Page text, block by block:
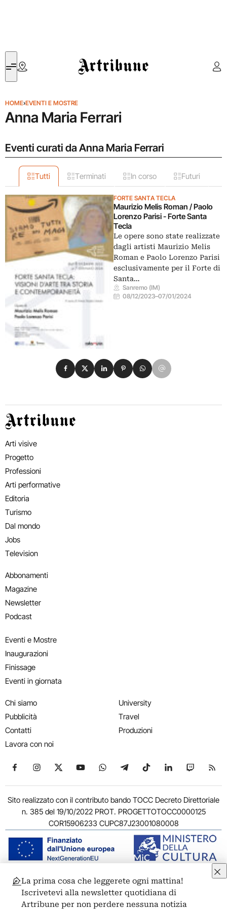
Artribune
HOME›EVENTI E MOSTRE
Anna Maria Ferrari
Eventi curati da Anna Maria Ferrari
Tutti Terminati In corso Futuri
FORTE SANTA TECLA
Maurizio Melis Roman / Paolo
Lorenzo Parisi - Forte Santa
Tecla
Le opere sono state realizzate
dagli artisti Maurizio Melis
Roman e Paolo Lorenzo Parisi
esclusivamente per il Forte di
Santa…
Sanremo (IM)
08/12/2023–07/01/2024
Condividi su Facebook
Condividi su X
Condividi su LinkedIn
Condividi su Pinterest
Condividi su WhatsApp
Condividi su Email
Artribune
Arti visive
Progetto
Professioni
Arti performative
Editoria
Turismo
Dal mondo
Jobs
Television
Abbonamenti
Magazine
Newsletter
Podcast
Eventi e Mostre
Inaugurazioni
Finissage
Eventi in giornata
Chi siamo
Pubblicità
Contatti
Lavora con noi
University
Travel
Produzioni
Seguici su Facebook
Seguici su Instagram
Seguici su X
Seguici su YouTube
Seguici su WhatsApp
Seguici su Telegram
Seguici su TikTok
Seguici su
Seguici
Sito realizzato con il contributo bando TOCC Decreto Direttoriale
n. 385 del 19/10/2022 PROT. PROGETTOTOCC0000125
COR15906233 CUPC87J23001080008
© 2011-2026 ARTRIBUNE srl – Corso Vittorio Emanuele II, 287 –
00186 Roma - P.I. 11381581005
Privacy: Responsabile della protezione dei dati personali
La prima cosa che leggerete ogni mattina!
Iscrivetevi alla newsletter quotidiana di
Artribune per non perdere nessuna notizia